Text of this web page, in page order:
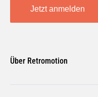
Jetzt anmelden
Über Retromotion